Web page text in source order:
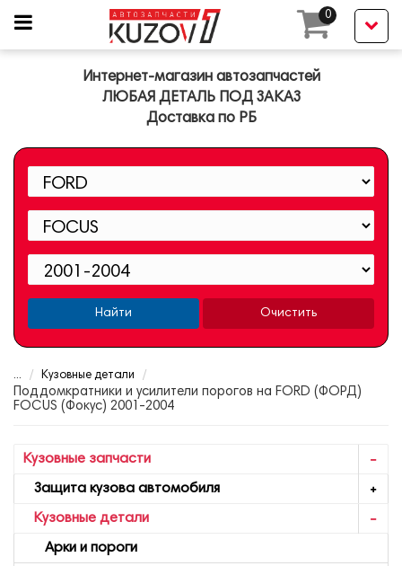
0
Интернет-магазин автозапчастей
ЛЮБАЯ ДЕТАЛЬ ПОД ЗАКАЗ
Доставка по РБ
Найти Очистить
... Кузовные детали
Поддомкратники и усилители порогов на FORD (ФОРД)
FOCUS (Фокус) 2001-2004
Кузовные запчасти
Защита кузова автомобиля
Кузовные детали
Арки и пороги